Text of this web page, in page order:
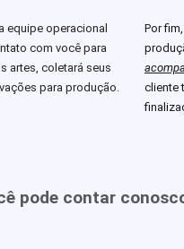
equipe operacional
com você para
artes, coletará seus
para produção.
Por
cliente
pode contar